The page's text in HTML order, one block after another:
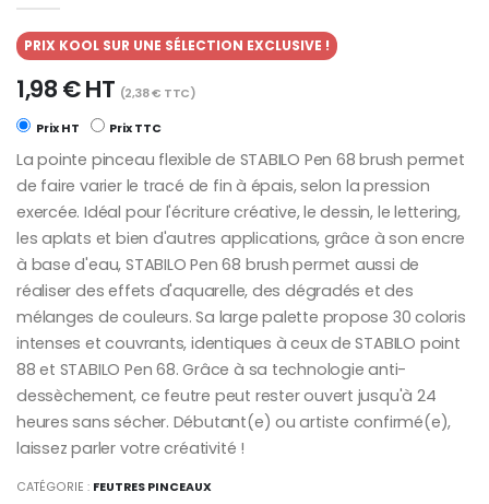
PRIX KOOL SUR UNE SÉLECTION EXCLUSIVE !
1,98 € HT (2,38 € TTC)
Prix HT Prix TTC
La pointe pinceau flexible de STABILO Pen 68 brush permet
de faire varier le tracé de fin à épais, selon la pression
exercée. Idéal pour l'écriture créative, le dessin, le lettering,
les aplats et bien d'autres applications, grâce à son encre
à base d'eau, STABILO Pen 68 brush permet aussi de
réaliser des effets d'aquarelle, des dégradés et des
mélanges de couleurs. Sa large palette propose 30 coloris
intenses et couvrants, identiques à ceux de STABILO point
88 et STABILO Pen 68. Grâce à sa technologie anti-
dessèchement, ce feutre peut rester ouvert jusqu'à 24
heures sans sécher. Débutant(e) ou artiste confirmé(e),
laissez parler votre créativité !
CATÉGORIE : FEUTRES PINCEAUX